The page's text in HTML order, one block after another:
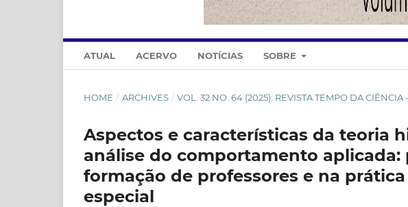
ATUAL ACERVO NOTÍCIAS SOBRE
HOME / ARCHIVES / VOL. 32 NO. 64 (2025): REVISTA TEMPO DA CIÊNCIA
Aspectos e características da teoria
análise do comportamento aplicada:
formação de professores e na
especial